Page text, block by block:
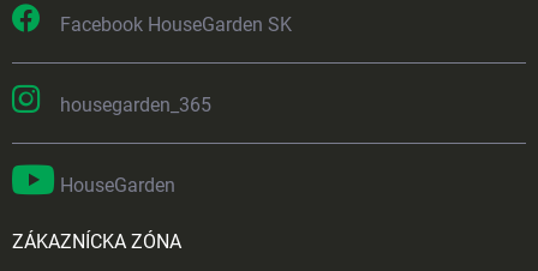
Facebook HouseGarden SK
housegarden_365
HouseGarden
ZÁKAZNÍCKA ZÓNA